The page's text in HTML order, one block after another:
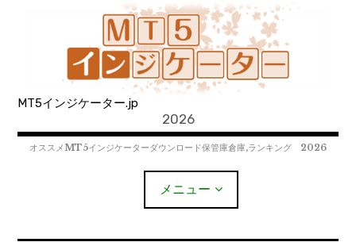
MT5インジケーター.jp
2026
オススメMT5インジケーターダウンロード保管庫倉庫,ランキング 2026
メニュー